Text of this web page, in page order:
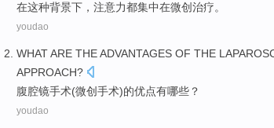
在这种背景下 ， 注意力都集中在微创治疗。
youdao
WHAT ARE THEADVANTAGES OF THE
APPROACH?
腹腔镜手术(微创手术)的优点有哪些 ？
youdao